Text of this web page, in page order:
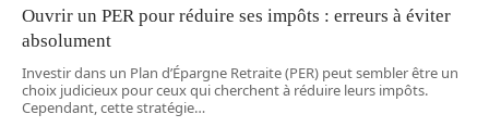
Ouvrir un PER pour réduire ses impôts : erreurs à éviter
absolument
Investir dans un Plan d’Épargne Retraite (PER) peut sembler être un
choix judicieux pour ceux qui cherchent à réduire leurs impôts.
Cependant, cette stratégie…